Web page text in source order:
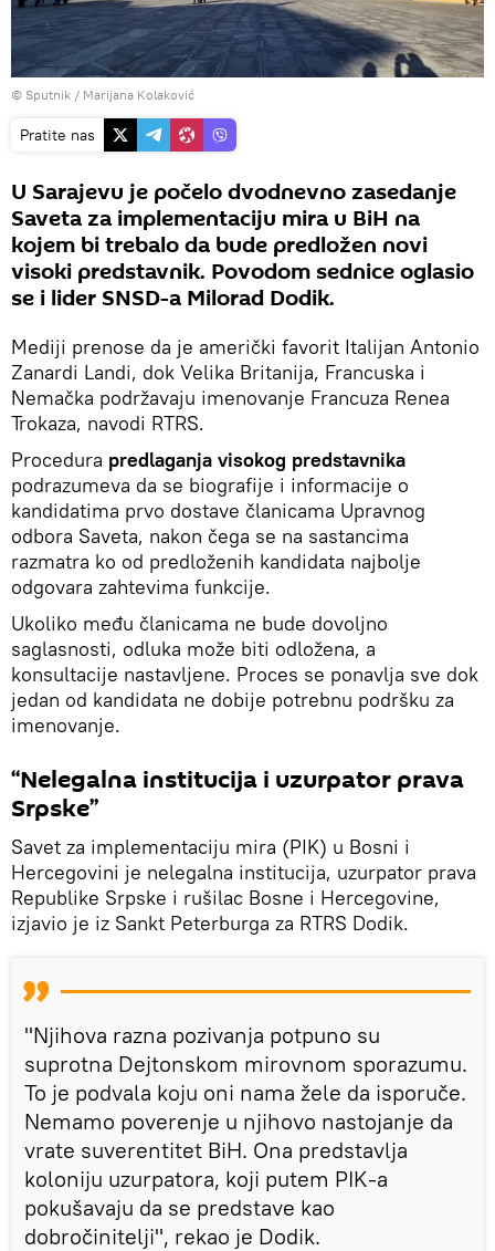
© Sputnik / Marijana Kolaković
Pratite nas
U Sarajevu je počelo dvodnevno zasedanje
Saveta za implementaciju mira u BiH na
kojem bi trebalo da bude predložen novi
visoki predstavnik. Povodom sednice oglasio
se i lider SNSD-a Milorad Dodik.
Mediji prenose da je američki favorit Italijan Antonio
Zanardi Landi, dok Velika Britanija, Francuska i
Nemačka podržavaju imenovanje Francuza Renea
Trokaza, navodi RTRS.
Procedura predlaganja visokog predstavnika
podrazumeva da se biografije i informacije o
kandidatima prvo dostave članicama Upravnog
odbora Saveta, nakon čega se na sastancima
razmatra ko od predloženih kandidata najbolje
odgovara zahtevima funkcije.
Ukoliko među članicama ne bude dovoljno
saglasnosti, odluka može biti odložena, a
konsultacije nastavljene. Proces se ponavlja sve dok
jedan od kandidata ne dobije potrebnu podršku za
imenovanje.
“Nelegalna institucija i uzurpator prava
Srpske”
Savet za implementaciju mira (PIK) u Bosni i
Hercegovini je nelegalna institucija, uzurpator prava
Republike Srpske i rušilac Bosne i Hercegovine,
izjavio je iz Sankt Peterburga za RTRS Dodik.
"Njihova razna pozivanja potpuno su
suprotna Dejtonskom mirovnom sporazumu.
To je podvala koju oni nama žele da isporuče.
Nemamo poverenje u njihovo nastojanje da
vrate suverentitet BiH. Ona predstavlja
koloniju uzurpatora, koji putem PIK-a
pokušavaju da se predstave kao
dobročinitelji", rekao je Dodik.